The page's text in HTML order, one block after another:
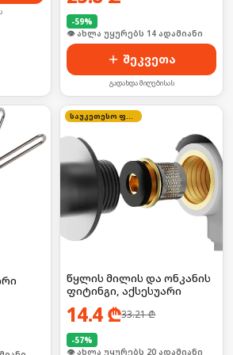
-59%
🛒 ბოლო 24სთ-ში იყიდა 19-მა
შეკვეთა
გადახდა მიღებისას
საუკეთესო ფასი
წყლის მილის და ონკანის
ფიტინგი, აქსესუარი
14.4₾33.21₾
-57%
🛒 ბოლო 24სთ-ში იყიდა 26-მა